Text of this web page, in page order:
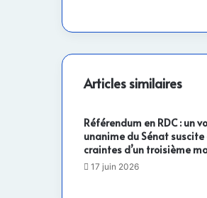
Articles similaires
Référendum en RDC : un
unanime du Sénat suscite
craintes d’un troisième
17 juin 2026